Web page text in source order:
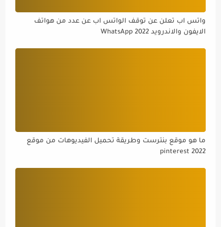
واتس اب تعلن عن توقف الواتس اب عن عدد من هواتف
الايفون والاندرويد WhatsApp 2022
ما هو موقع بنترست وطريقة تحميل الفيديوهات من موقع
pinterest 2022